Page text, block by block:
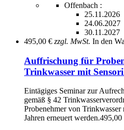
Offenbach :
25.11.2026
24.06.2027
30.11.2027
495,00 € zzgl. MwSt. In den
Auffrischung für
Trinkwasser mit
Eintägiges Seminar zur
gemäß § 42
Probenehmer von Trinkwasser
Jahren erneuert werden.495,00